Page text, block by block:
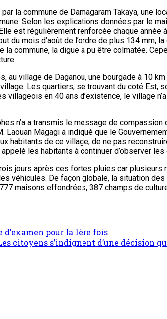
la commune de Damagaram Takaya, une
Selon les explications données par le
est régulièrement renforcée chaque année
mois d’août de l’ordre de plus 134 mm,
commune, la digue a pu être colmatée.
village de Daganou, une bourgade à 10
Les quartiers, se trouvant du coté Est,
en 40 ans d’existence, le village
n’a a transmis le message de
Magagi a indiqué que le
de ce village, de ne pas
les habitants à continuer d’observer
jours après ces fortes pluies car
véhicules. De façon globale, la situation
maisons effondrées, 387 champs de
pour la 1ère fois
Les citoyens s’indignent d’une